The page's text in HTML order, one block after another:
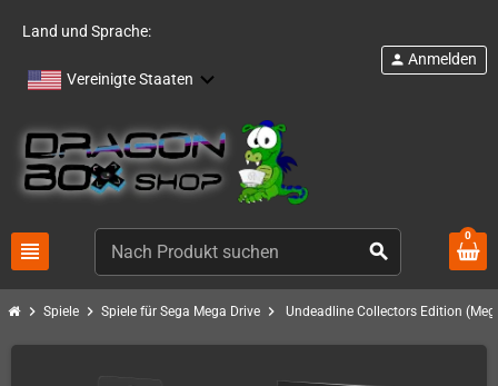
Land und Sprache:
Vereinigte Staaten
view_headline search
person Anmelden
0
chevron_right Spiele chevron_right Spiele für Sega Mega Drive chevron_right Undeadline Collectors Edition